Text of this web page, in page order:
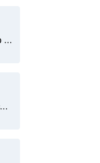
capture-GigabitEthernet0-Vlan1-Sep 13 14-01-12.pcapng
capture-Bridge0-Sep 13 14-01-14.pcapng